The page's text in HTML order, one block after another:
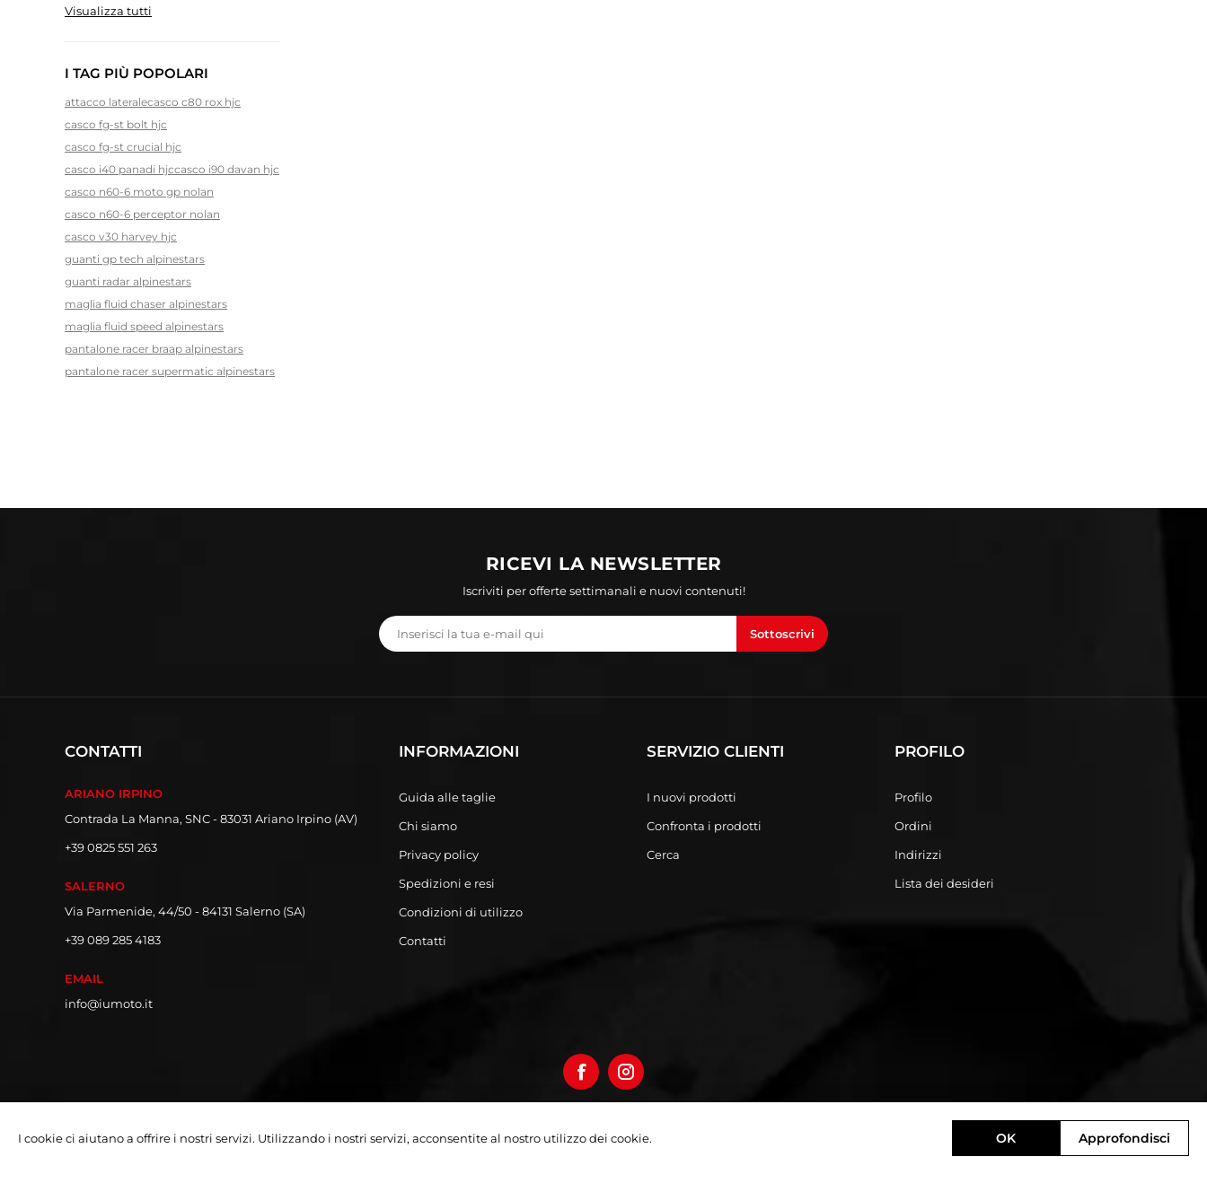
Visualizza tutti
I TAG PIÙ POPOLARI
attacco lateralecasco c80 rox hjc
casco fg-st bolt hjc
casco fg-st crucial hjc
casco i40 panadi hjccasco i90 davan hjc
casco n60-6 moto gp nolan
casco n60-6 perceptor nolan
casco v30 harvey hjc
guanti gp tech alpinestars
guanti radar alpinestars
maglia fluid chaser alpinestars
maglia fluid speed alpinestars
pantalone racer braap alpinestars
pantalone racer supermatic alpinestars
RICEVI LA NEWSLETTER
Iscriviti per offerte settimanali e nuovi contenuti!
Sottoscrivi
CONTATTI
ARIANO IRPINO
Contrada La Manna, SNC - 83031 Ariano Irpino (AV)
+39 0825 551 263
SALERNO
Via Parmenide, 44/50 - 84131 Salerno (SA)
+39 089 285 4183
EMAIL
info@iumoto.it
INFORMAZIONI
Guida alle taglie
Chi siamo
Privacy policy
Spedizioni e resi
Condizioni di utilizzo
Contatti
SERVIZIO CLIENTI
I nuovi prodotti
Confronta i prodotti
Cerca
PROFILO
Profilo
Ordini
Indirizzi
Lista dei desideri
Designed bye-direct.it Powered bynopCommerce
I cookie ci aiutano a offrire i nostri servizi. Utilizzando i nostri servizi, acconsentite al nostro utilizzo dei cookie. OK Approfondisci